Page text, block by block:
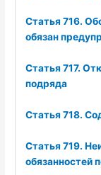
Статья 716.
обязан
Статья 717.
подряда
Статья 718.
Статья 719.
обязанностей